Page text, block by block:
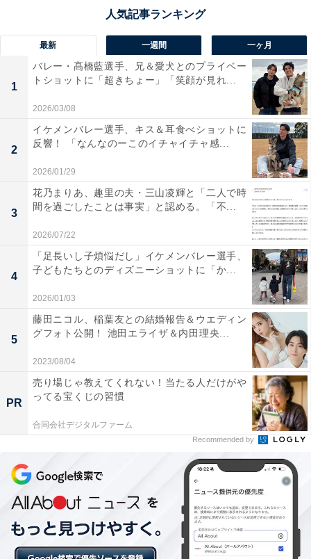
最新 一週間 一ヶ月
1
バレー・髙橋藍選手、兄＆愛犬とのプライベー
トショットに「超きちょー」「笑顔が見れ...
2026/03/08
2
イケメンバレー選手、キス＆耳食べショットに
反響！ 「なんなのーこのイチャイチャ感...
2026/01/29
3
花乃まりあ、趣里の夫・三山凌輝と「二人で時
間を過ごしたことは事実」と認める。「不...
2026/07/22
4
「足長いし子煩悩だし」イケメンバレー選手、
子どもたちとのディズニーショットに「か...
2026/01/03
5
藤田ニコル、稲葉友との結婚報告＆ウエディン
グフォト公開！ 池田エライザ＆内田理央...
2023/08/04
PR
売り場じゃ教えてくれない！当たる人だけがや
ってる宝くじの習慣
合同会社デジタルファーム
Recommended by